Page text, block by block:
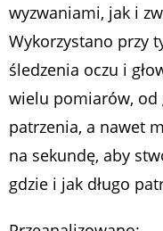
wyzwaniami, jak i
Wykorzystano przy
śledzenia oczu i
wielu pomiarów, od
patrzenia, a nawet
na sekundę, aby
gdzie i jak długo